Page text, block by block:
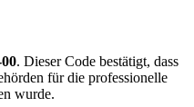
. Dieser Code bestätigt, dass
für die professionelle
wurde.